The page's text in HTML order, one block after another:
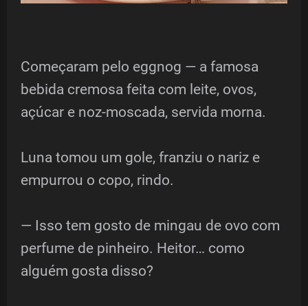
Começaram pelo eggnog — a famosa
bebida cremosa feita com leite, ovos,
açúcar e noz-moscada, servida morna.
Luna tomou um gole, franziu o nariz e
empurrou o copo, rindo.
— Isso tem gosto de mingau de ovo com
perfume de pinheiro. Heitor… como
alguém gosta disso?